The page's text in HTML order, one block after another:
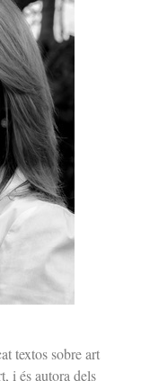
textos sobre art
i és autora dels